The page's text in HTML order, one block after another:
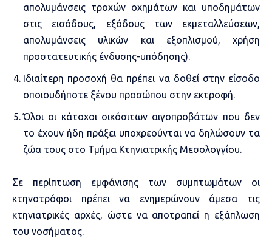
απολυμάνσεις τροχών οχημάτων και υποδημάτων
στις εισόδους, εξόδους των εκμεταλλεύσεων,
απολυμάνσεις υλικών και εξοπλισμού, χρήση
προστατευτικής ένδυσης-υπόδησης).
Ιδιαίτερη προσοχή θα πρέπει να δοθεί στην είσοδο
οποιουδήποτε ξένου προσώπου στην εκτροφή.
Όλοι οι κάτοχοι οικόσιτων αιγοπροβάτων που δεν
το έχουν ήδη πράξει υποχρεούνται να δηλώσουν τα
ζώα τους στο Τμήμα Κτηνιατρικής Μεσολογγίου.
Σε περίπτωση εμφάνισης των συμπτωμάτων οι
κτηνοτρόφοι πρέπει να ενημερώνουν άμεσα τις
κτηνιατρικές αρχές, ώστε να αποτραπεί η εξάπλωση
του νοσήματος.